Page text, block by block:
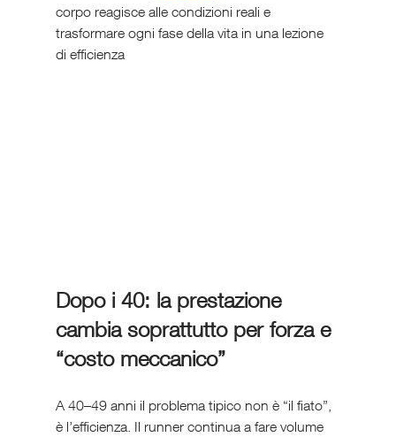
corpo reagisce alle condizioni reali e
trasformare ogni fase della vita in una lezione
di efficienza
Dopo i 40: la prestazione
cambia soprattutto per forza e
“costo meccanico”
A 40–49 anni il problema tipico non è “il fiato”,
è l’efficienza. Il runner continua a fare volume